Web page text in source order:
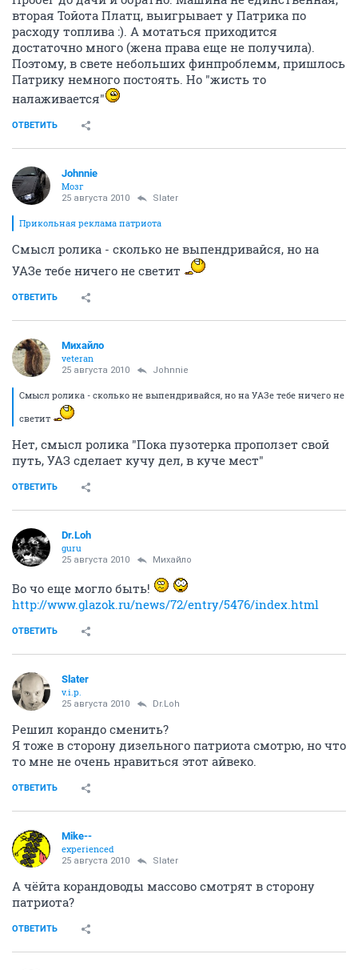
вторая Тойота Платц, выигрывает у Патрика по
расходу топлива :). А мотаться приходится
достаточно много (жена права еще не получила).
Поэтому, в свете небольших финпроблемм, пришлось
Патрику немного постоять. Но "жисть то
налаживается"
ОТВЕТИТЬ
Johnnie
Мозг
25 августа 2010 Slater
Прикольная реклама патриота
Смысл ролика - сколько не выпендривайся, но на
УАЗе тебе ничего не светит
ОТВЕТИТЬ
Михайло
veteran
25 августа 2010 Johnnie
Смысл ролика - сколько не выпендривайся, но на УАЗе тебе ничего не
светит
Нет, смысл ролика "Пока пузотерка проползет свой
путь, УАЗ сделает кучу дел, в куче мест"
ОТВЕТИТЬ
Dr.Loh
guru
25 августа 2010 Михайло
Во чо еще могло быть!
http://www.glazok.ru/news/72/entry/5476/index.html
ОТВЕТИТЬ
Slater
v.i.p.
25 августа 2010 Dr.Loh
Решил корандо сменить?
Я тоже в сторону дизельного патриота смотрю, но что
то мне не очень нравиться этот айвеко.
ОТВЕТИТЬ
Mike--
experienced
25 августа 2010 Slater
А чёйта корандоводы массово смотрят в сторону
патриота?
ОТВЕТИТЬ